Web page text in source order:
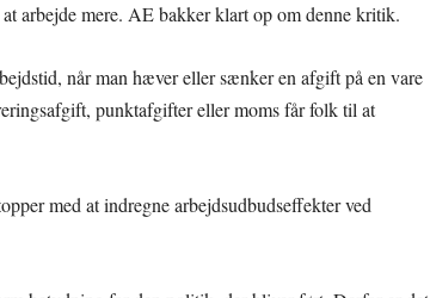
arbejde mere. AE bakker klart op om denne kritik.
når man hæver eller sænker en afgift på en vare
punktafgifter eller moms får folk til at
med at indregne arbejdsudbudseffekter ved